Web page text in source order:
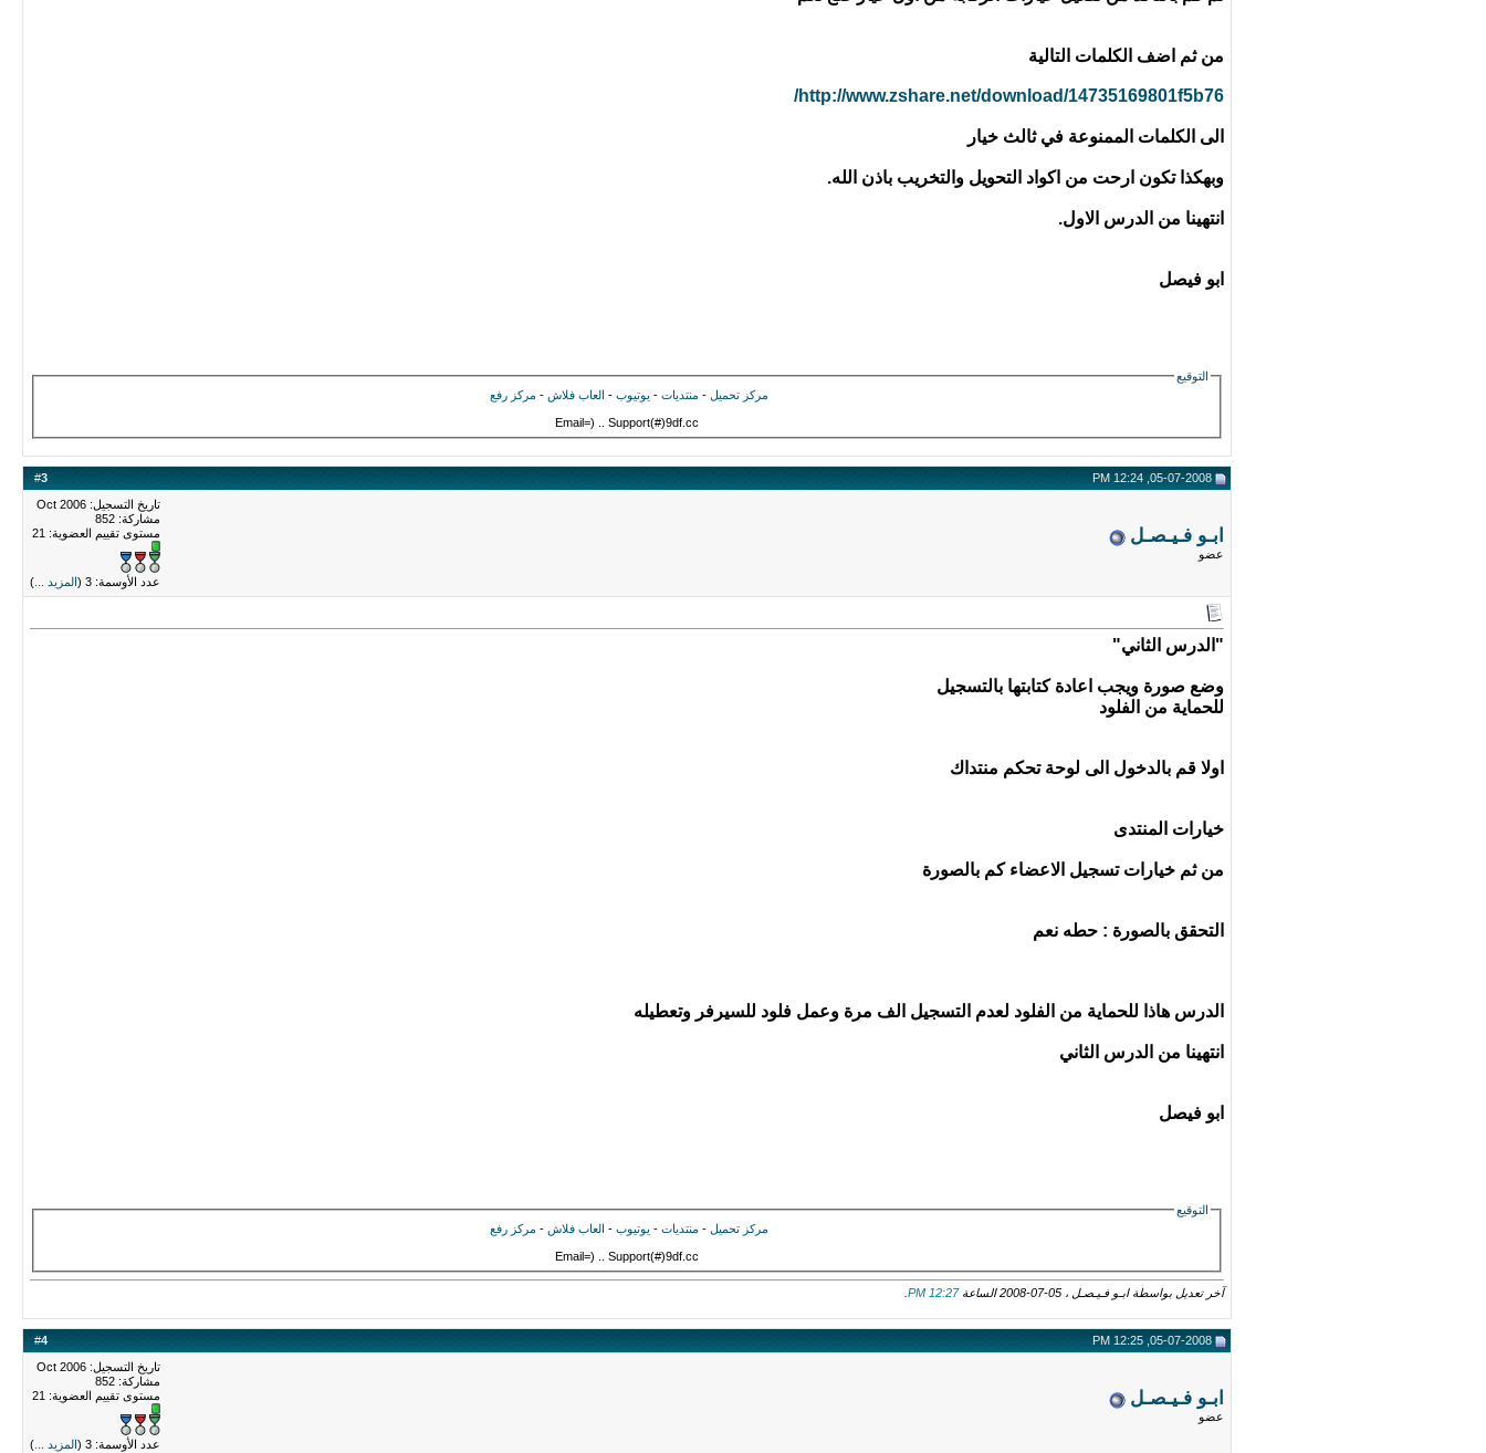
من ثم اضف الكلمات التالية
http://www.zshare.net/download/14735169801f5b76/
الى الكلمات الممنوعة في ثالث خيار
وبهكذا تكون ارحت من اكواد التحويل والتخريب باذن الله.
انتهينا من الدرس الاول.
ابو فيصل
التوقيع
مركز تحميل - منتديات - يوتيوب- العاب فلاش- مركز رفع
Email=) .. Support(#)9df.cc
#3
ابـو فـيـصـل
عضو
تاريخ التسجيل: Oct 2006
مشاركة: 852
مستوى تقييم العضوية: 21
عدد الأوسمة: 3 ( المزيد ... )
"الدرس الثاني"
وضع صورة ويجب اعادة كتابتها بالتسجيل
للحماية من الفلود
اولا قم بالدخول الى لوحة تحكم منتداك
خيارات المنتدى
من ثم خيارات تسجيل الاعضاء كم بالصورة
التحقق بالصورة : حطه نعم
الدرس هاذا للحماية من الفلود لعدم التسجيل الف مرة وعمل فلود للسيرفر وتعطيله
انتهينا من الدرس الثاني
ابو فيصل
التوقيع
مركز تحميل - منتديات - يوتيوب- العاب فلاش- مركز رفع
Email=) .. Support(#)9df.cc
آخر تعديل بواسطة ابـو فـيـصـل ، 05-07-2008 الساعة 12:27 PM
#4
ابـو فـيـصـل
عضو
تاريخ التسجيل: Oct 2006
مشاركة: 852
مستوى تقييم العضوية: 21
عدد الأوسمة: 3 ( المزيد ... )